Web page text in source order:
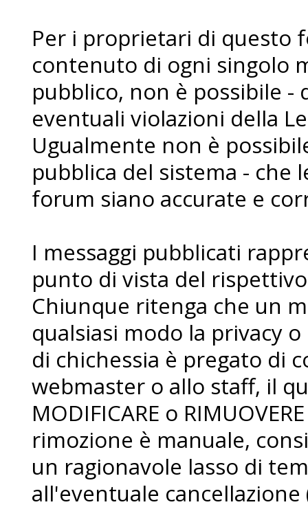
Per i proprietari di questo
contenuto di ogni singolo
pubblico, non è possibile
eventuali violazioni della
Ugualmente non è
pubblica del sistema -
forum siano accurate e
I messaggi pubblicati
punto di vista del
Chiunque ritenga che un
qualsiasi modo la privacy
di chichessia è pregato di
webmaster o allo staff, il
MODIFICARE o
rimozione è manuale,
un ragionavole lasso di
all'eventuale cancellazione